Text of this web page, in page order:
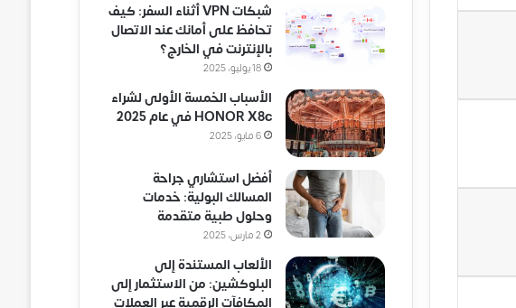
شبكات VPN أثناء السفر: كيف
تحافظ على أمانك عند الاتصال
بالإنترنت في الخارج؟
18 يوليو، 2025
الأسباب الخمسة الأولى لشراء
HONOR X8c في عام 2025
6 مايو، 2025
أفضل استشاري جراحة
المسالك البولية: خدمات
وحلول طبية متقدمة
2 مارس، 2025
الألعاب المستندة إلى
البلوكشين: من الاستثمار إلى
المكافآت الرقمية عبر العملات